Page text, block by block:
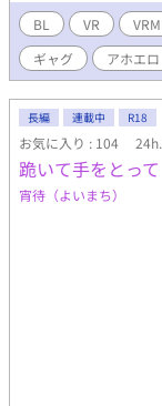
BL VR
ギャグ
アホエロ
長編 連載中 R18
お気に入り : 104
跪いて手をとって
宵待（よいまち）